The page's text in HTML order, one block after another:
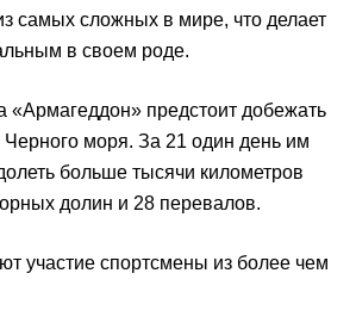
самых сложных в мире, что делает
в своем роде.
«Армагеддон» предстоит добежать
Черного моря. За 21 один день им
больше тысячи километров
долин и 28 перевалов.
участие спортсмены из более чем